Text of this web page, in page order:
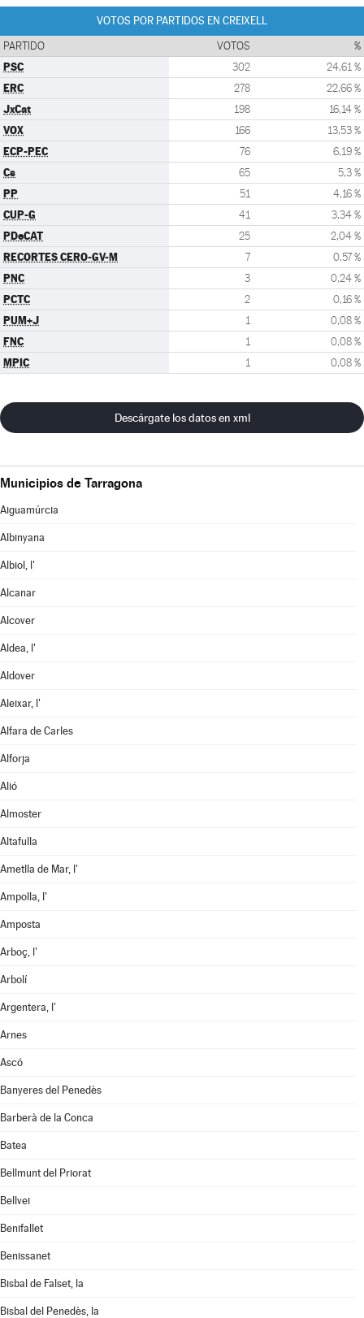
VOTOS POR PARTIDOS EN CREIXELL
PARTIDO VOTOS %
PSC 302 24,61 %
ERC 278 22,66 %
JxCat 198 16,14 %
VOX 166 13,53 %
ECP-PEC 76 6,19 %
Cs 65 5,3 %
PP 51 4,16 %
CUP-G 41 3,34 %
PDeCAT 25 2,04 %
RECORTES CERO-GV-M 7 0,57 %
PNC 3 0,24 %
PCTC 2 0,16 %
PUM+J 1 0,08 %
FNC 1 0,08 %
MPIC 1 0,08 %
Descárgate los datos en xml
Municipios de Tarragona
Aiguamúrcia
Albinyana
Albiol, l'
Alcanar
Alcover
Aldea, l'
Aldover
Aleixar, l'
Alfara de Carles
Alforja
Alió
Almoster
Altafulla
Ametlla de Mar, l'
Ampolla, l'
Amposta
Arboç, l'
Arbolí
Argentera, l'
Arnes
Ascó
Banyeres del Penedès
Barberà de la Conca
Batea
Bellmunt del Priorat
Bellvei
Benifallet
Benissanet
Bisbal de Falset, la
Bisbal del Penedès, la